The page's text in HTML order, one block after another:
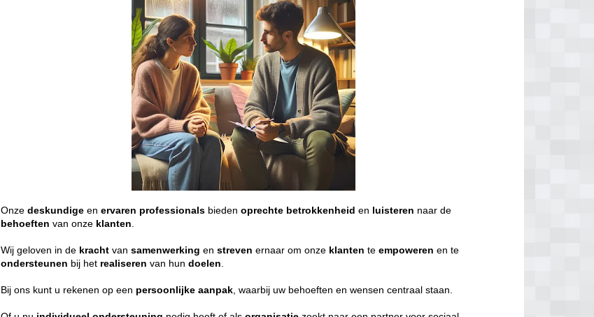
Onzedeskundige enervaren professionals biedenoprechte betrokkenheid en luisteren naar de
behoeften van onze klanten
Wij geloven in de kracht vansamenwerking enstreven ernaar om onze klanten teempoweren en te
ondersteunen bij het realiseren van hundoelen
Bij ons kunt u rekenen op een persoonlijke aanpak , waarbij uw behoeften en wensen centraal staan.